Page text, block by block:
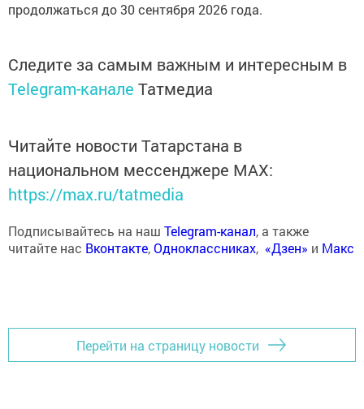
продолжаться до 30 сентября 2026 года.
Следите за самым важным и интересным в
Telegram-канале Татмедиа
Читайте новости Татарстана в
национальном мессенджере MАХ:
https://max.ru/tatmedia
Подписывайтесь на наш Telegram-канал, а также
читайте нас Вконтакте,Одноклассниках, «Дзен» и Макс
Перейти на страницу новости